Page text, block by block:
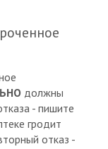
должны
- пишите
гродит
отказ -